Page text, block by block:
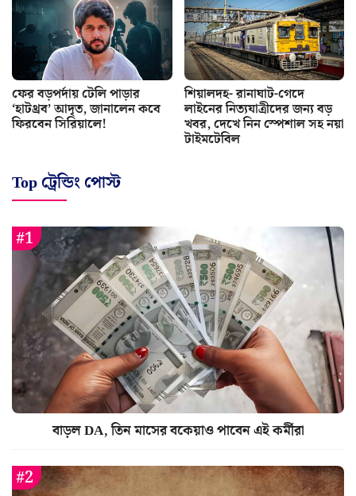
ফের বড়পর্দায় টেলি পাড়ার
‘হাটথ্রব’ আদৃত, জানালেন কবে
ফিরবেন সিরিয়ালে!
শিয়ালদহ- রানাঘাট-গেদে
লাইনের নিত্যযাত্রীদের জন্য বড়
খবর, দেখে নিন স্পেশাল সহ নয়া
টাইমটেবিল
Top ট্রেন্ডিং পোস্ট
বাড়ল DA, তিন মাসের বকেয়াও পাবেন এই কর্মীরা